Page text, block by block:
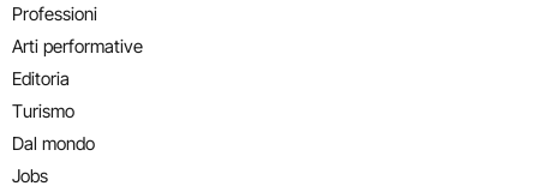
Professioni
Arti performative
Editoria
Turismo
Dal mondo
Jobs